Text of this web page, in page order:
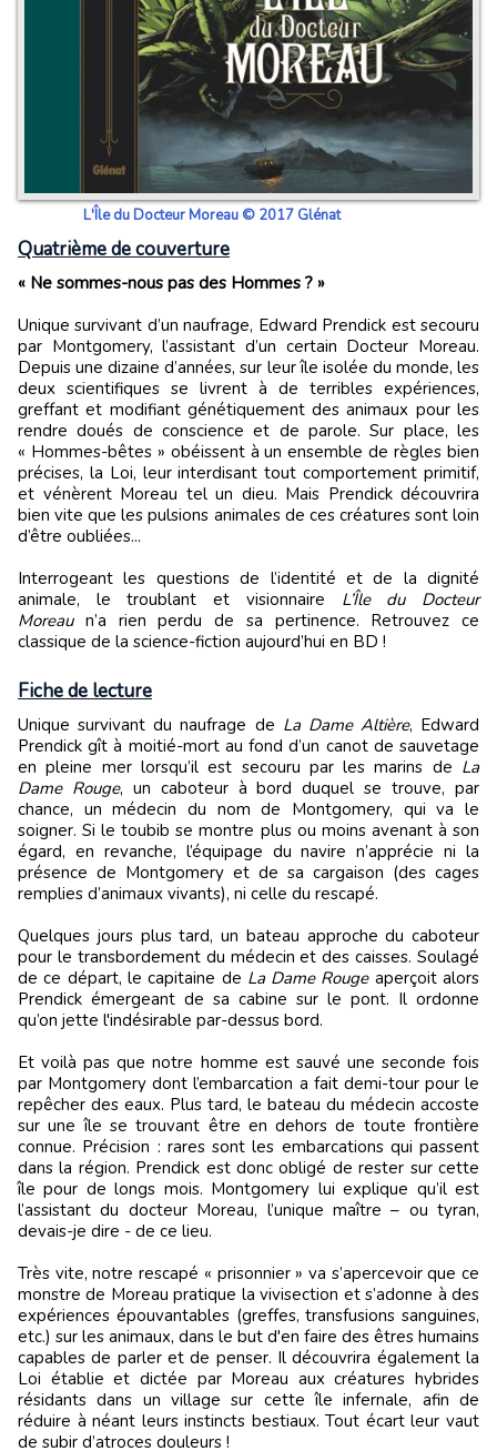
L'Île du Docteur Moreau © 2017 Glénat
Quatrième de couverture
« Ne sommes-nous pas des Hommes ? »
Unique survivant d’un naufrage, Edward Prendick est secouru
par Montgomery, l’assistant d’un certain Docteur Moreau.
Depuis une dizaine d’années, sur leur île isolée du monde, les
deux scientifiques se livrent à de terribles expériences,
greffant et modifiant génétiquement des animaux pour les
rendre doués de conscience et de parole. Sur place, les
« Hommes-bêtes » obéissent à un ensemble de règles bien
précises, la Loi, leur interdisant tout comportement primitif,
et vénèrent Moreau tel un dieu. Mais Prendick découvrira
bien vite que les pulsions animales de ces créatures sont loin
d’être oubliées...
Interrogeant les questions de l’identité et de la dignité
animale, le troublant et visionnaire L’Île du Docteur
Moreaun’a rien perdu de sa pertinence. Retrouvez ce
classique de la science-fiction aujourd’hui en BD !
Fiche de lecture
Unique survivant du naufrage de La Dame Altière, Edward
Prendick gît à moitié-mort au fond d’un canot de sauvetage
en pleine mer lorsqu’il est secouru par les marins de La
Dame Rouge, un caboteur à bord duquel se trouve, par
chance, un médecin du nom de Montgomery, qui va le
soigner. Si le toubib se montre plus ou moins avenant à son
égard, en revanche, l’équipage du navire n’apprécie ni la
présence de Montgomery et de sa cargaison (des cages
remplies d’animaux vivants), ni celle du rescapé.
Quelques jours plus tard, un bateau approche du caboteur
pour le transbordement du médecin et des caisses. Soulagé
de ce départ, le capitaine de La Dame Rougeaperçoit alors
Prendick émergeant de sa cabine sur le pont. Il ordonne
qu’on jette l'indésirable par-dessus bord.
Et voilà pas que notre homme est sauvé une seconde fois
par Montgomery dont l’embarcation a fait demi-tour pour le
repêcher des eaux. Plus tard, le bateau du médecin accoste
sur une île se trouvant être en dehors de toute frontière
connue. Précision : rares sont les embarcations qui passent
dans la région. Prendick est donc obligé de rester sur cette
île pour de longs mois. Montgomery lui explique qu’il est
l’assistant du docteur Moreau, l’unique maître – ou tyran,
devais-je dire - de ce lieu.
Très vite, notre rescapé « prisonnier » va s’apercevoir que ce
monstre de Moreau pratique la vivisection et s’adonne à des
expériences épouvantables (greffes, transfusions sanguines,
etc.) sur les animaux, dans le but d'en faire des êtres humains
capables de parler et de penser. Il découvrira également la
Loi établie et dictée par Moreau aux créatures hybrides
résidants dans un village sur cette île infernale, afin de
réduire à néant leurs instincts bestiaux. Tout écart leur vaut
de subir d’atroces douleurs !